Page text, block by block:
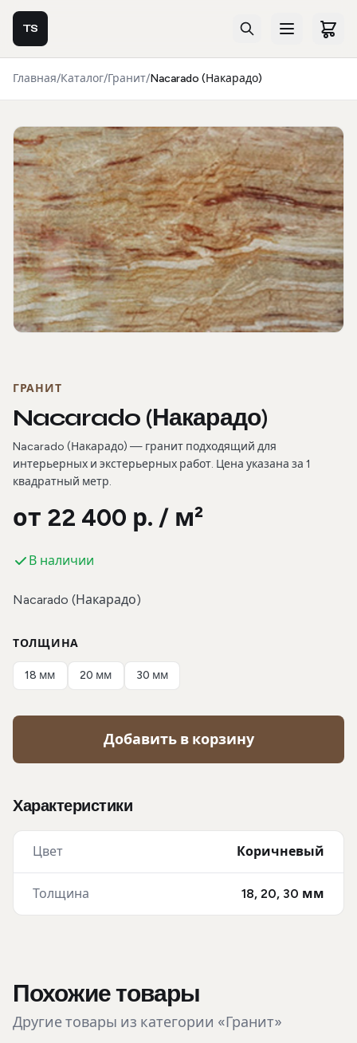
TS
Главная/Каталог/Гранит/Nacarado (Накарадо)
ГРАНИТ
Nacarado (Накарадо)
Nacarado (Накарадо) — гранит подходящий для
интерьерных и экстерьерных работ. Цена указана за 1
квадратный метр.
от 22 400 р. / м²
В наличии
Nacarado (Накарадо)
ТОЛЩИНА
18 мм 20 мм 30 мм
Добавить в корзину
Характеристики
Цвет Коричневый
Толщина 18, 20, 30 мм
Похожие товары
Другие товары из категории «Гранит»